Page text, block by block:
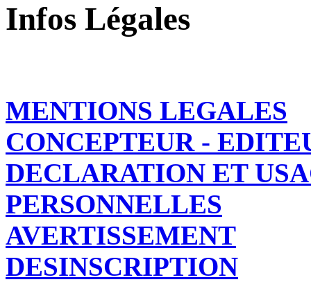
Infos Légales
MENTIONS LEGALES
CONCEPTEUR -
DECLARATION ET
PERSONNELLES
AVERTISSEMENT
DESINSCRIPTION